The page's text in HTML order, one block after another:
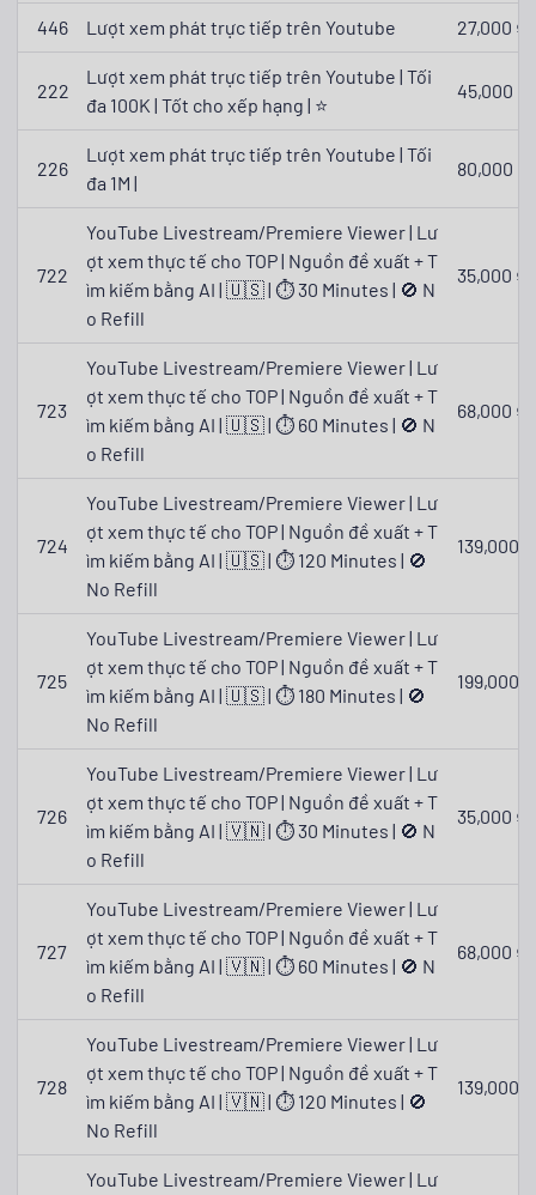
446 Lượt xem phát trực tiếp trên Youtube 27,000 ₫
222
Lượt xem phát trực tiếp trên Youtube | Tối
đa 100K | Tốt cho xếp hạng | ⭐
45,000 ₫
226
Lượt xem phát trực tiếp trên Youtube | Tối
đa 1M |
80,000 ₫
722
YouTube Livestream/Premiere Viewer | Lư
ợt xem thực tế cho TOP | Nguồn đề xuất + T
ìm kiếm bằng AI | 🇺🇸 | ⏱ 30 Minutes | 🚫 N
o Refill
35,000 ₫
723
YouTube Livestream/Premiere Viewer | Lư
ợt xem thực tế cho TOP | Nguồn đề xuất + T
ìm kiếm bằng AI | 🇺🇸 | ⏱ 60 Minutes | 🚫 N
o Refill
68,000 ₫
724
YouTube Livestream/Premiere Viewer | Lư
ợt xem thực tế cho TOP | Nguồn đề xuất + T
ìm kiếm bằng AI | 🇺🇸 | ⏱ 120 Minutes | 🚫
No Refill
139,000 ₫
725
YouTube Livestream/Premiere Viewer | Lư
ợt xem thực tế cho TOP | Nguồn đề xuất + T
ìm kiếm bằng AI | 🇺🇸 | ⏱ 180 Minutes | 🚫
No Refill
199,000 ₫
726
YouTube Livestream/Premiere Viewer | Lư
ợt xem thực tế cho TOP | Nguồn đề xuất + T
ìm kiếm bằng AI | 🇻🇳 | ⏱ 30 Minutes | 🚫 N
o Refill
35,000 ₫
727
YouTube Livestream/Premiere Viewer | Lư
ợt xem thực tế cho TOP | Nguồn đề xuất + T
ìm kiếm bằng AI | 🇻🇳 | ⏱ 60 Minutes | 🚫 N
o Refill
68,000 ₫
728
YouTube Livestream/Premiere Viewer | Lư
ợt xem thực tế cho TOP | Nguồn đề xuất + T
ìm kiếm bằng AI | 🇻🇳 | ⏱ 120 Minutes | 🚫
No Refill
139,000 ₫
YouTube Livestream/Premiere Viewer | Lư